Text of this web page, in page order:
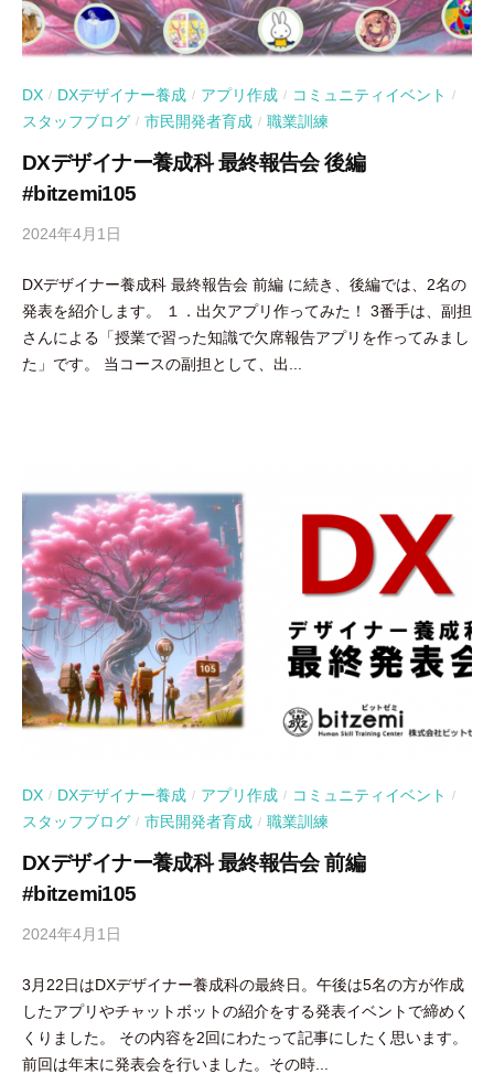
DX / DXデザイナー養成 / アプリ作成 / コミュニティイベント /
スタッフブログ / 市民開発者育成 / 職業訓練
DXデザイナー養成科 最終報告会 後編
#bitzemi105
2024年4月1日
吉
田
豪
DXデザイナー養成科 最終報告会 前編 に続き、後編では、2名の
発表を紹介します。 １．出欠アプリ作ってみた！ 3番手は、副担
さんによる「授業で習った知識で欠席報告アプリを作ってみまし
た」です。 当コースの副担として、出...
DX / DXデザイナー養成 / アプリ作成 / コミュニティイベント /
スタッフブログ / 市民開発者育成 / 職業訓練
DXデザイナー養成科 最終報告会 前編
#bitzemi105
2024年4月1日
吉
田
豪
3月22日はDXデザイナー養成科の最終日。午後は5名の方が作成
したアプリやチャットボットの紹介をする発表イベントで締めく
くりました。 その内容を2回にわたって記事にしたく思います。
前回は年末に発表会を行いました。その時...